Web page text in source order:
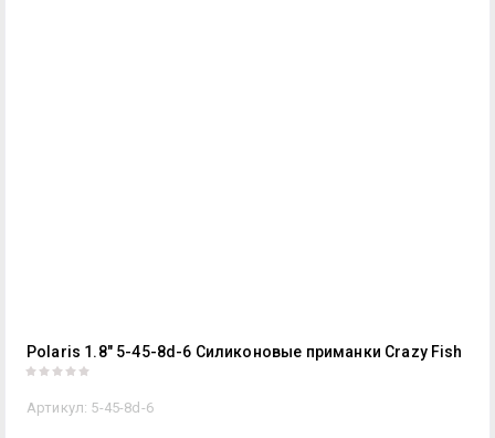
Polaris 1.8" 5-45-8d-6 Силиконовые приманки Crazy Fish
Артикул: 5-45-8d-6